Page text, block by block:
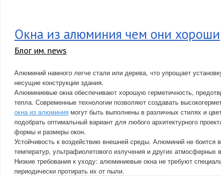
Окна из алюминия чем они хороши
Блог им. news
Алюминий намного легче стали или дерева, что упрощает
несущие конструкции здания.
Алюминиевые окна обеспечивают хорошую герметичность,
тепла. Современные технологии позволяют создавать
окна из алюминия могут быть выполнены в различных стилях и
подобрать оптимальный вариант для любого архитектурного
формы и размеры окон.
Устойчивость к воздействию внешней среды. Алюминий не боится
температур, ультрафиолетового излучения и других атмосферных
Низкие требования к уходу: алюминиевые окна не требуют
периодически протирать их от пыли.